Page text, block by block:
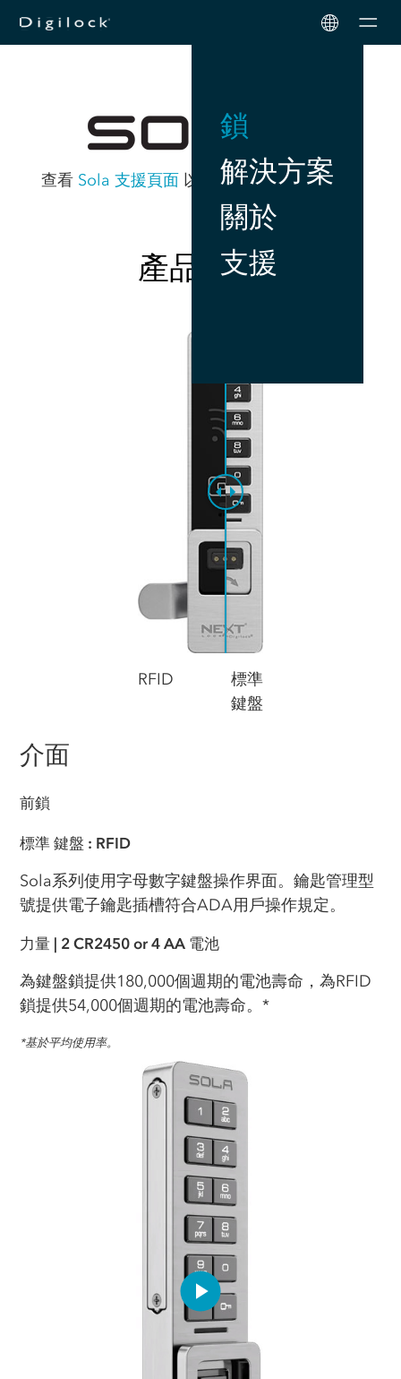
鎖
解決方案
關於
支援
查看 Sola 支援頁面以取得產品文件和說明。
產品詳情
RFID
標準
鍵盤
介面
前鎖
標準 鍵盤 : RFID
Sola系列使用字母數字鍵盤操作界面。鑰匙管理型
號提供電子鑰匙插槽符合ADA用戶操作規定。
力量 | 2 CR2450 or 4 AA 電池
為鍵盤鎖提供180,000個週期的電池壽命，為RFID
鎖提供54,000個週期的電池壽命。*
*基於平均使用率。
Play
Video